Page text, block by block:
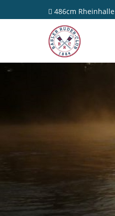
486cm Rheinhalle